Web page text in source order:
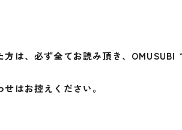
は、必ず全てお読み頂き、OMUSUBI
はお控えください。